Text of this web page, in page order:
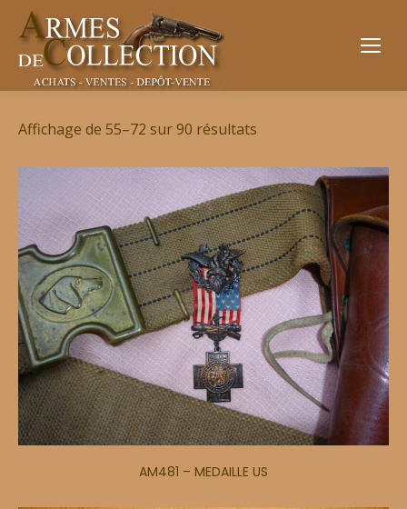
Affichage de 55–72 sur 90 résultats
AM481 – MEDAILLE US